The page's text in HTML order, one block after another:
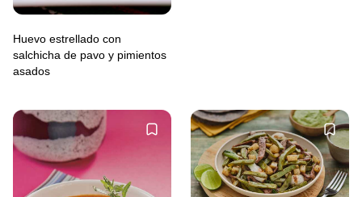
Huevo estrellado con
salchicha de pavo y pimientos
asados